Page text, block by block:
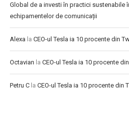
Global de a investi în practici sustenabile
echipamentelor de comunicații
Alexa la CEO-ul Tesla ia 10 procente din
Octavian la CEO-ul Tesla ia 10 procente
Petru C la CEO-ul Tesla ia 10 procente din